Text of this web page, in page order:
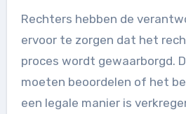
Rechters hebben de
ervoor te zorgen dat het
proces wordt gewaarborgd.
moeten beoordelen of het
een legale manier is